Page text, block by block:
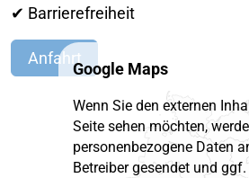
✔ Barrierefreiheit
Anfahrt
Google Maps
Wenn Sie den externen
Seite sehen möchten,
personenbezogene Daten
Betreiber gesendet und